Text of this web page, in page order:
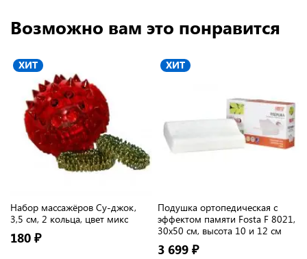
Возможно вам это понравится
ХИТ
Набор массажёров Су-джок,
3,5 см, 2 кольца, цвет микс
180 ₽
ХИТ
Подушка ортопедическая с
эффектом памяти Fosta F 8021,
30х50 см, высота 10 и 12 см
3 699 ₽